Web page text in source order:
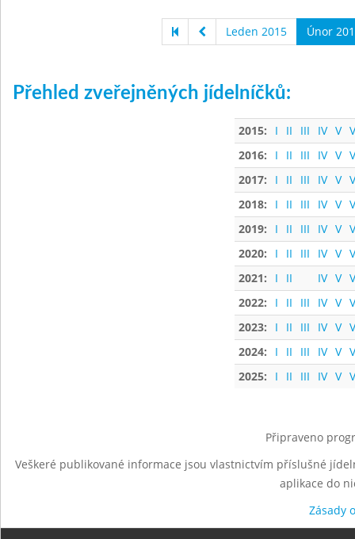
Leden 2015 Únor
Přehled zveřejněných jídelníčků:
2015: I II III IV V
2016:
I II III IV V
2017:
I II III IV V
2018:
I II III IV V
2019:
I II III IV V
2020:
I II III IV V
2021:
I II IV V
2022:
I II III IV V
2023:
I II III IV V
2024:
I II III IV V
2025:
I II III IV V
Připraveno
Veškeré publikované informace jsou vlastnictvím příslušné
aplikace do
Zásady